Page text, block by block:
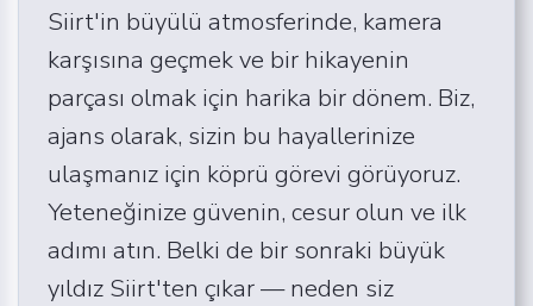
Siirt'in büyülü atmosferinde, kamera
karşısına geçmek ve bir hikayenin
parçası olmak için harika bir dönem. Biz,
ajans olarak, sizin bu hayallerinize
ulaşmanız için köprü görevi görüyoruz.
Yeteneğinize güvenin, cesur olun ve ilk
adımı atın. Belki de bir sonraki büyük
yıldız Siirt'ten çıkar — neden siz